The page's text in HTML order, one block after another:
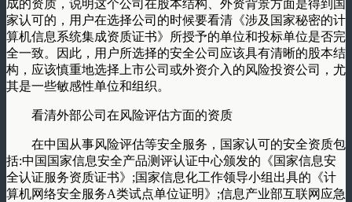
成的资质，说明这个公司在股本结构、外资背景方面是得到国
家认可的，用户在选择公司的时候要看清《涉及国家秘密的计
算机信息系统集成资质证书》所授予的单位和投标单位是否完
全一致。因此，用户所选择的安全公司应该具有清晰的股本结
构，应该慎重地选择上市公司或外资介入的风险投资公司，尤
其是一些敏感性单位和组织。
看清外部公司在风险评估方面的资质
在中国从事风险评估等安全服务，国家认可的安全资质包
括:中国国家信息安全产品测评认证中心颁发的《国家信息安
全认证服务资质证书》;国家信息化工作领导小组出具的《计
算机网络安全服务A类试点单位证明》;信息产业部互联网应急